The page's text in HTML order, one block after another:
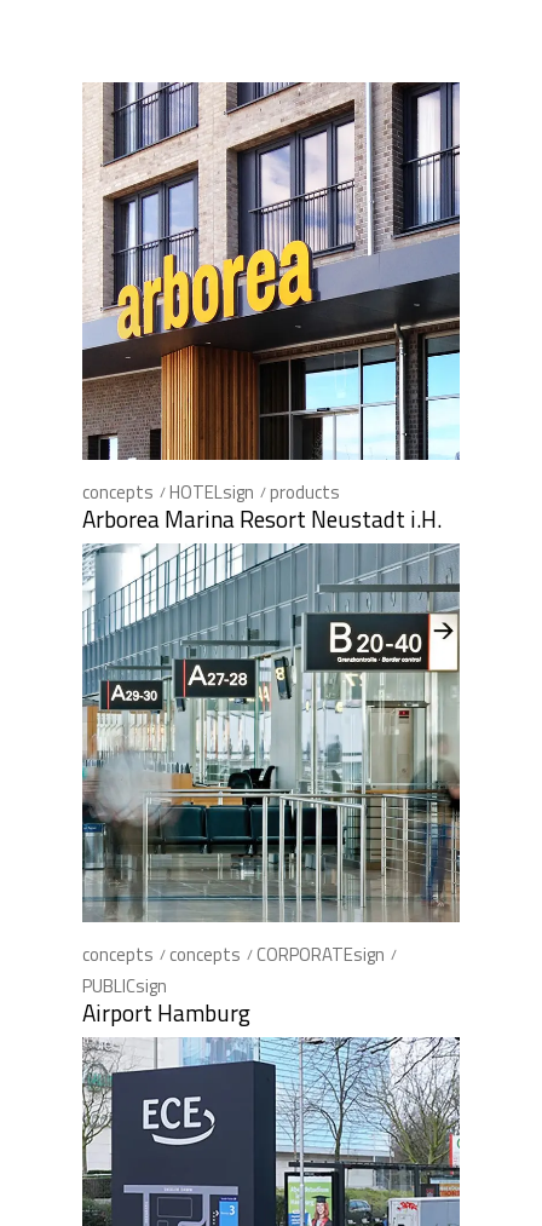
concepts HOTELsign products
Arborea Marina Resort Neustadt i.H.
concepts concepts
CORPORATEsign
PUBLICsign
Airport Hamburg